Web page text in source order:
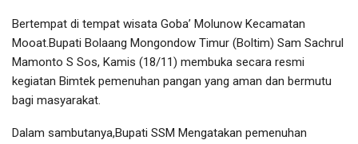
Bertempat di tempat wisata Goba’ Molunow Kecamatan
Mooat.Bupati Bolaang Mongondow Timur (Boltim) Sam Sachrul
Mamonto S Sos, Kamis (18/11) membuka secara resmi
kegiatan Bimtek pemenuhan pangan yang aman dan bermutu
bagi masyarakat.
Dalam sambutanya,Bupati SSM Mengatakan pemenuhan